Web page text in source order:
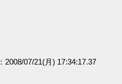
2008/07/21(月) 17:34:17.37